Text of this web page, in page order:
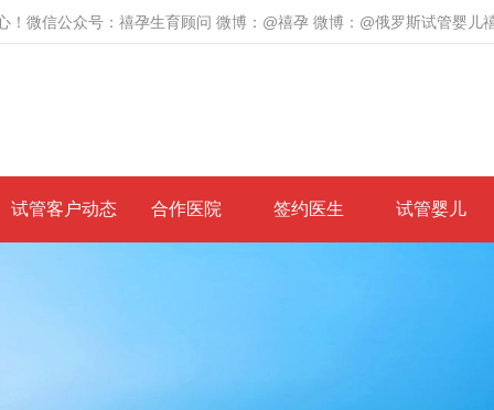
微信公众号：禧孕生育顾问 微博：@禧孕 微博：@俄罗斯试管婴儿
试管客户动态 合作医院 签约医生 试管婴儿